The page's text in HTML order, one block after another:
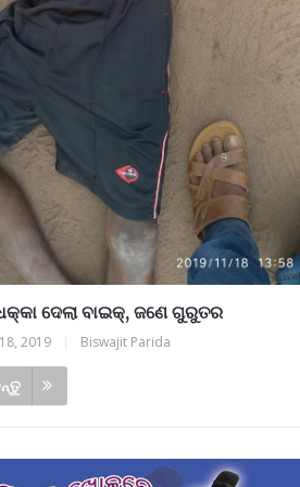
ଦେଲା ବାଇକ୍, ଜଣେ ଗୁରୁତର
2019 Biswajit Parida